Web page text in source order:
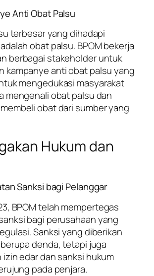
Anti Obat Palsu
terbesar yang dihadapi
obat palsu. BPOM bekerja
berbagai stakeholder untuk
kampanye anti obat palsu yang
mengedukasi masyarakat
mengenali obat palsu dan
obat dari sumber yang
Hukum dan
Sanksi bagi Pelanggar
BPOM telah mempertegas
bagi perusahaan yang
Sanksi yang diberikan
denda, tetapi juga
edar dan sanksi hukum
pada penjara.